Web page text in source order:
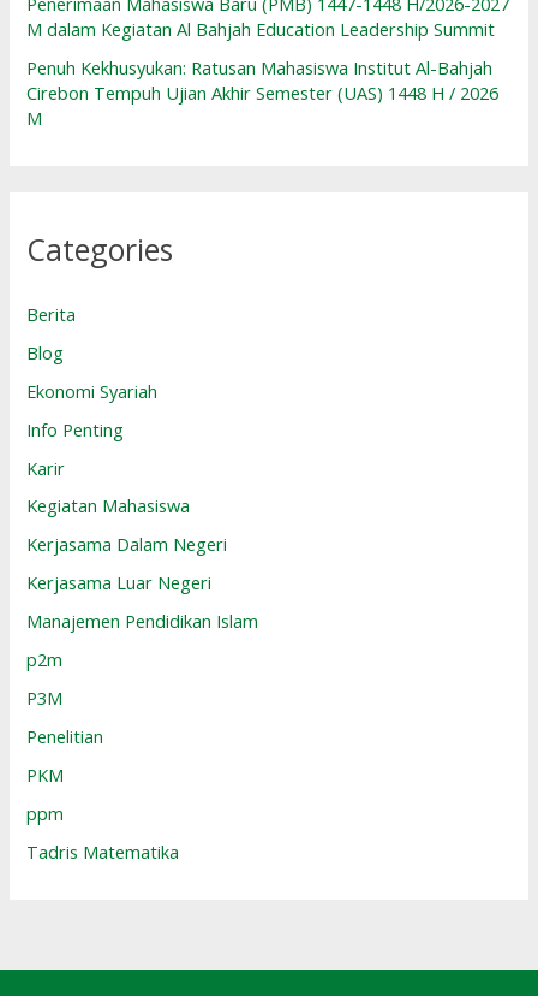
M dalam Kegiatan Al Bahjah Education Leadership Summit
Penuh Kekhusyukan: Ratusan Mahasiswa Institut Al-Bahjah
Cirebon Tempuh Ujian Akhir Semester (UAS) 1448 H / 2026
M
Categories
Berita
Blog
Ekonomi Syariah
Info Penting
Karir
Kegiatan Mahasiswa
Kerjasama Dalam Negeri
Kerjasama Luar Negeri
Manajemen Pendidikan Islam
p2m
P3M
Penelitian
PKM
ppm
Tadris Matematika